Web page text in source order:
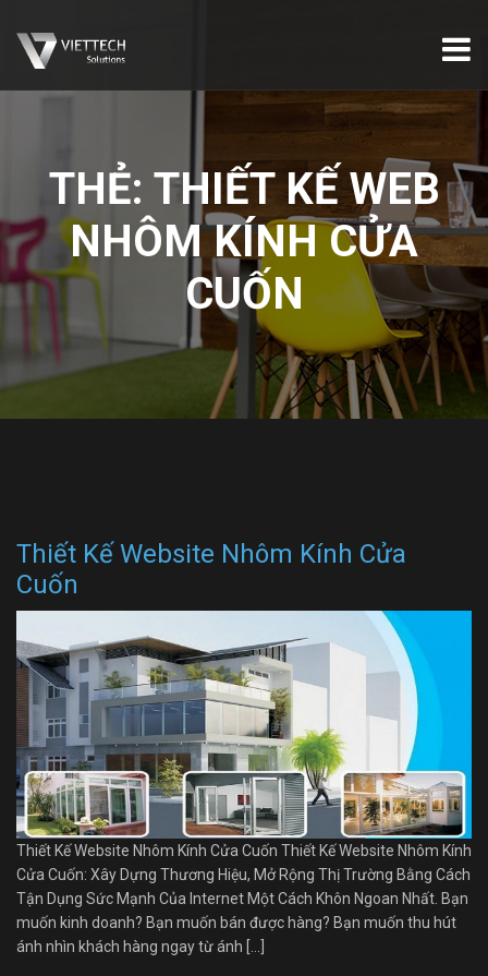
THẺ: THIẾT KẾ WEB
NHÔM KÍNH CỬA
CUỐN
Thiết Kế Website Nhôm Kính Cửa
Cuốn
Thiết Kế Website Nhôm Kính Cửa Cuốn Thiết Kế Website Nhôm Kính
Cửa Cuốn: Xây Dựng Thương Hiệu, Mở Rộng Thị Trường Bằng Cách
Tận Dụng Sức Mạnh Của Internet Một Cách Khôn Ngoan Nhất. Bạn
muốn kinh doanh? Bạn muốn bán được hàng? Bạn muốn thu hút
ánh nhìn khách hàng ngay từ ánh […]